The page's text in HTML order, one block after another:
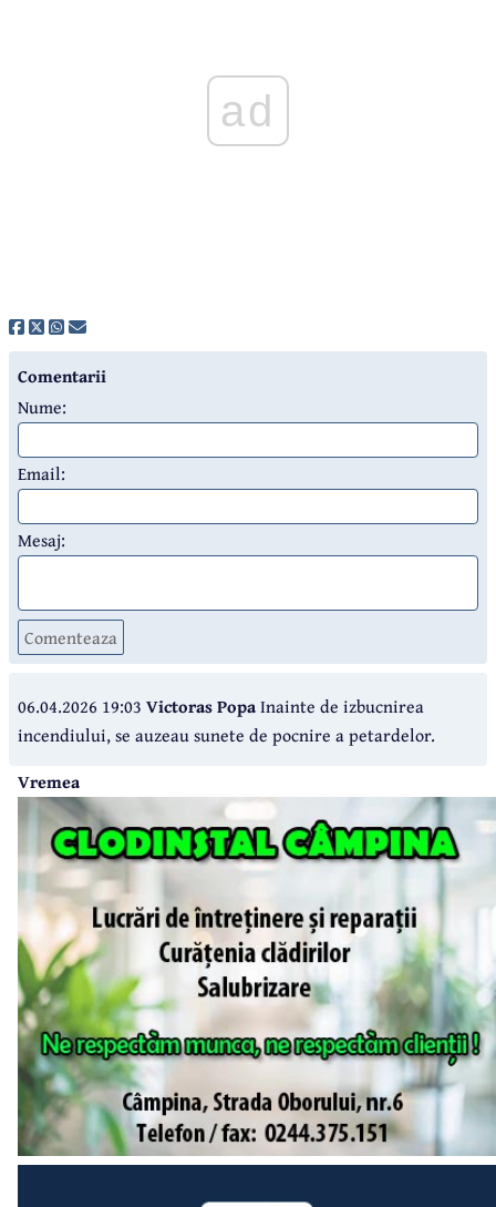
ad
Comentarii
Nume:
Email:
Mesaj:
Comenteaza
06.04.2026 19:03 Victoras PopaInainte de izbucnirea
incendiului, se auzeau sunete de pocnire a petardelor.
Vremea